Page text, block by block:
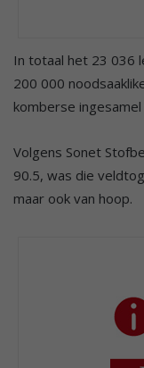
In totaal het 23 036
200 000
komberse
Volgens Sonet
90.5, was die
maar ook van hoop.